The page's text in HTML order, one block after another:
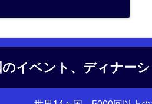
のイベント、ディナー